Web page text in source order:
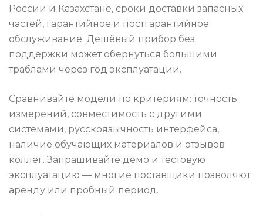
России и Казахстане, сроки доставки запасных
частей, гарантийное и постгарантийное
обслуживание. Дешёвый прибор без
поддержки может обернуться большими
траблами через год эксплуатации.
Сравнивайте модели по критериям: точность
измерений, совместимость с другими
системами, русскоязычность интерфейса,
наличие обучающих материалов и отзывов
коллег. Запрашивайте демо и тестовую
эксплуатацию — многие поставщики позволяют
аренду или пробный период.